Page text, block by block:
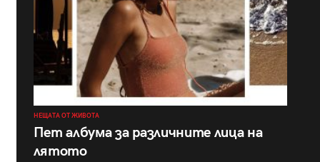
НЕЩАТА ОТ ЖИВОТА
Пет албума за различните лица на
лятото